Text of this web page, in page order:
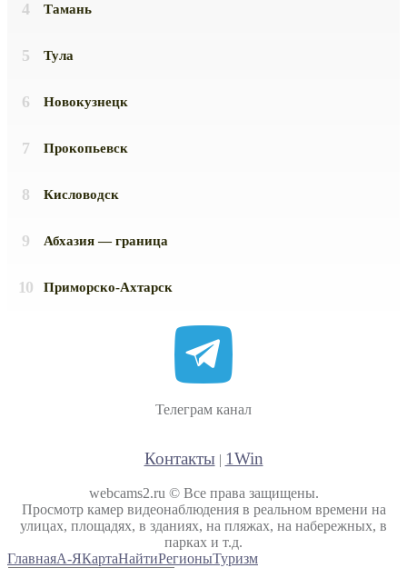
Тамань
Тула
Новокузнецк
Прокопьевск
Кисловодск
Абхазия — граница
Приморско-Ахтарск
Телеграм канал
Контакты| 1Win
webcams2.ru © Все права защищены.
Просмотр камер видеонаблюдения в реальном времени на
улицах, площадях, в зданиях, на пляжах, на набережных, в
парках и т.д.
ГлавнаяА-ЯКартаНайтиРегионыТуризм